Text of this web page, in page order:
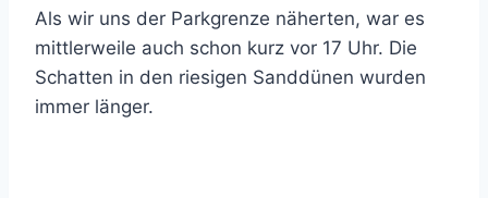
Als wir uns der Parkgrenze näherten, war es
mittlerweile auch schon kurz vor 17 Uhr. Die
Schatten in den riesigen Sanddünen wurden
immer länger.